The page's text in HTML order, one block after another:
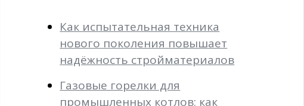
Как испытательная техника
нового поколения повышает
надёжность стройматериалов
Газовые горелки для
промышленных котлов: как